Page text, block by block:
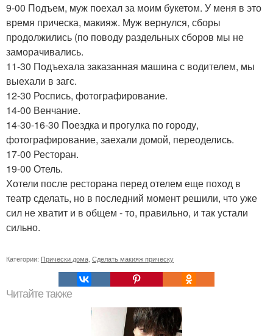
9-00 Подъем, муж поехал за моим букетом. У меня в это
время прическа, макияж. Муж вернулся, сборы
продолжились (по поводу раздельных сборов мы не
заморачивались.
11-30 Подъехала заказанная машина с водителем, мы
выехали в загс.
12-30 Роспись, фотографирование.
14-00 Венчание.
14-30-16-30 Поездка и прогулка по городу,
фотографирование, заехали домой, переоделись.
17-00 Ресторан.
19-00 Отель.
Хотели после ресторана перед отелем еще поход в
театр сделать, но в последний момент решили, что уже
сил не хватит и в общем - то, правильно, и так устали
сильно.
Категории: Прически дома Сделать макияж прическу
Читайте также